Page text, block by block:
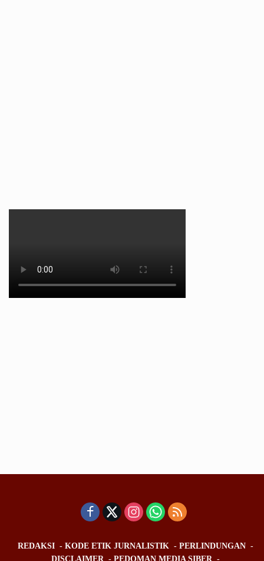
REDAKSI KODE ETIK JURNALISTIK
PERLINDUNGAN
DISCLAIMER
PEDOMAN MEDIA SIBER